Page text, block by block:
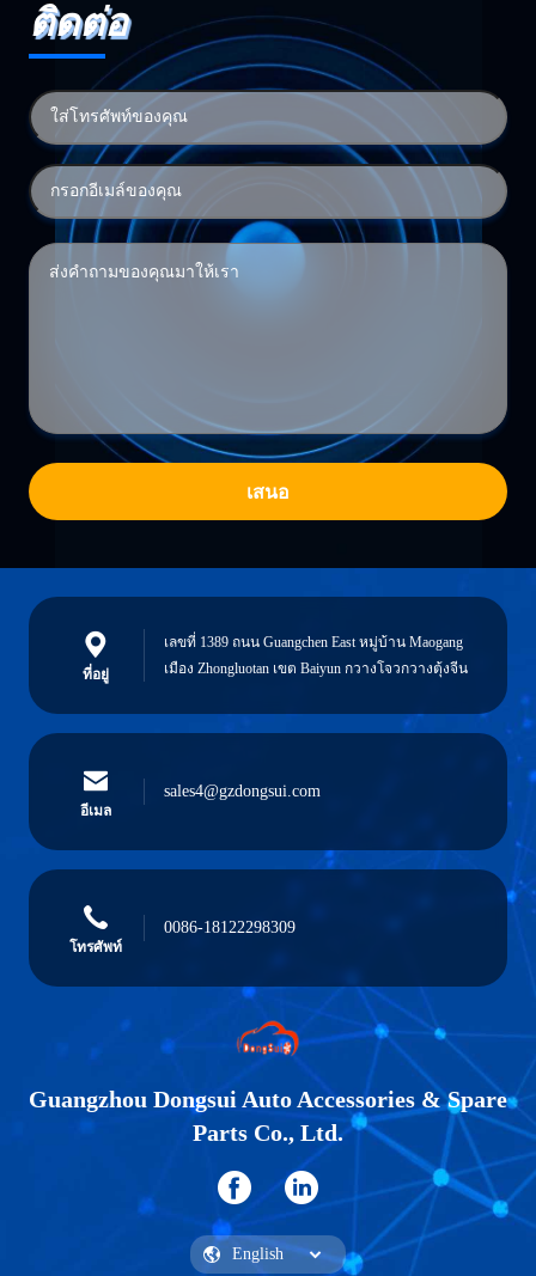
ติดต่อ
เสนอ
ที่อยู่
เลขที่ 1389 ถนน Guangchen East หมู่บ้าน Maogang
เมือง Zhongluotan เขต Baiyun กวางโจวกวางตุ้งจีน
อีเมล
sales4@gzdongsui.com
โทรศัพท์
0086-18122298309
Guangzhou Dongsui Auto Accessories & Spare
Parts Co., Ltd.